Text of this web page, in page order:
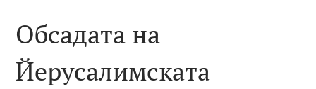
Обсадата на
Йерусалимската